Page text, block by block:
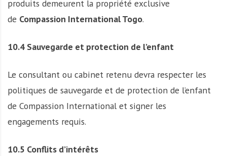
produits demeurent la propriété exclusive
de Compassion International Togo.
10.4 Sauvegarde et protection de l’enfant
Le consultant ou cabinet retenu devra respecter les
politiques de sauvegarde et de protection de l’enfant
de Compassion International et signer les
engagements requis.
10.5 Conflits d’intérêts